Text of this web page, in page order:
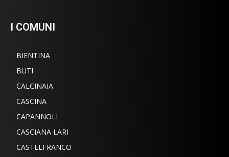
I COMUNI
BIENTINA
BUTI
CALCINAIA
CASCINA
CAPANNOLI
CASCIANA LARI
CASTELFRANCO